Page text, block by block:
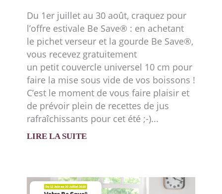
Du 1er juillet au 30 août, craquez pour
l’offre estivale Be Save® : en achetant
le pichet verseur et la gourde Be Save®,
vous recevez gratuitement
un petit couvercle universel 10 cm pour
faire la mise sous vide de vos boissons !
C’est le moment de vous faire plaisir et
de prévoir plein de recettes de jus
rafraîchissants pour cet été ;-)
LIRE LA SUITE